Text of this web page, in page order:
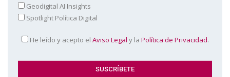
Geodigital AI Insights
Spotlight Política Digital
He leído y acepto el Aviso Legal y la Política de Privacidad.